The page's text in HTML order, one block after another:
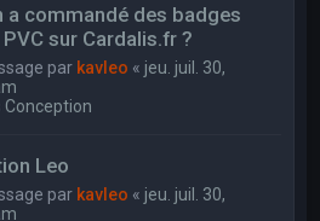
a commandé des badges
sur Cardalis.fr ?
par kavleo « jeu. juil. 30,
Conception
Leo
par kavleo « jeu. juil. 30,